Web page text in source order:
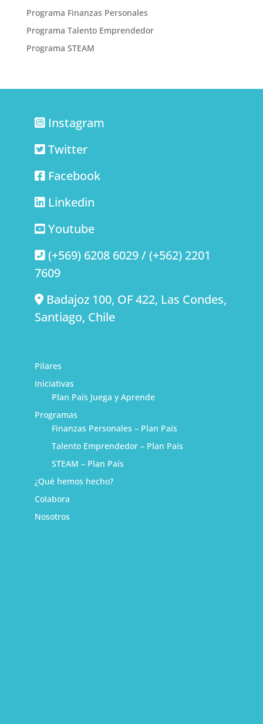
Programa Finanzas Personales
Programa Talento Emprendedor
Programa STEAM
Instagram
Twitter
Facebook
Linkedin
Youtube
(+569) 6208 6029 / (+562) 2201
7609
Badajoz 100, OF 422, Las Condes,
Santiago, Chile
Pilares
Iniciativas
Plan País Juega y Aprende
Programas
Finanzas Personales – Plan País
Talento Emprendedor – Plan País
STEAM – Plan País
¿Qué hemos hecho?
Colabora
Nosotros